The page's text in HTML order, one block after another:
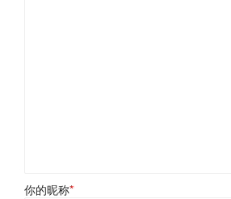
你的昵称*